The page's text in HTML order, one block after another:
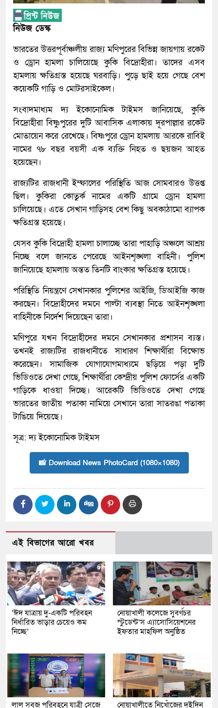
নিউজ ডেস্ক
ভারতের উত্তরপূর্বাঞ্চলীয় রাজ্য মণিপুরের বিভিন্ন জায়গায় রকেট
ও ড্রোন হামলা চালিয়েছে কুকি বিদ্রোহীরা। তাদের এসব
হামলায় ক্ষতিগ্রস্ত হয়েছে ঘরবাড়ি। পুড়ে ছাই হয়ে গেছে বেশ
কয়েকটি গাড়ি ও মোটরসাইকেল।
সংবাদমাধ্যম দ্য ইকোনোমিক টাইমস জানিয়েছে, কুকি
বিদ্রোহীরা বিষ্ণুপুরের দুটি আবাসিক এলাকায় দূরপাল্লার রকেট
মোতায়েন করে রেখেছে। বিষ্ণপুরে ড্রোন হামলায় আরকে রাবিই
নামের ৭৮ বছর বয়সী এক ব্যক্তি নিহত ও ছয়জন আহত
হয়েছেন।
রাজ্যটির রাজধানী ইম্ফালের পরিস্থিতি আজ সোমবারও উত্তপ্ত
ছিল। কুকিরা কোতুর্ক নামের একটি গ্রামে ড্রোন হামলা
চালিয়েছে। এতে সেখান গাড়িসহ বেশ কিছু অবকাঠামো ব্যাপক
ক্ষতিগ্রস্ত হয়েছে।
যেসব কুকি বিদ্রোহী হামলা চালাচ্ছে তারা পাহাড়ি অঞ্চলে আশ্রয়
নিচ্ছে বলে জানতে পেরেছে আইনশৃঙ্খলা বাহিনী। পুলিশ
জানিয়েছে হামলায় অন্তত তিনটি বাংকার ক্ষতিগ্রস্ত হয়েছে।
পরিস্থিতি নিয়ন্ত্রণে সেখানকার পুলিশের আইজি, ডিআইজি কাজ
করছেন। বিদ্রোহীদের দমনে পাল্টা ব্যবস্থা নিতে আইনশৃঙ্খলা
বাহিনীকে নির্দেশ দিয়েছেন তারা।
মণিপুরে যখন বিদ্রোহীদের দমনে সেখানকার প্রশাসন ব্যস্ত।
তখনই রাজ্যটির রাজধানীতে সাধারণ শিক্ষার্থীরা বিক্ষোভ
করেছেন। সামাজিক যোগাযোগমাধ্যমে ছড়িয়ে পড়া দুটি
ভিডিওতে দেখা গেছে, শিক্ষার্থীরা কেন্দ্রীয় পুলিশ ফোর্সের একটি
গাড়িকে ধাওয়া দিচ্ছে। আরেকটি ভিডিওতে দেখা গেছে
ভারতের জাতীয় পতাকা নামিয়ে সেখানে তারা সাতরঙা পতাকা
টাঙিয়ে দিয়েছে।
সূত্র: দ্য ইকোনোমিক টাইমস
📸 Download News PhotoCard (1080×1080)
এই বিভাগের আরো খবর
‘ঈদ যাত্রায় দু-একটি পরিবহন
নির্ধারিত ভাড়ার চেয়েও কম
নিচ্ছে’
নোয়াখালী কলেজে সুবর্ণচর
স্টুডেন্ট’স এ্যাসোসিয়েশনের
ইফতার মাহফিল অনুষ্ঠিত
লাল সবুজ পরিবহনে যাত্রী সেজে নোয়াখালীতে নিখোঁজের দুইদিন